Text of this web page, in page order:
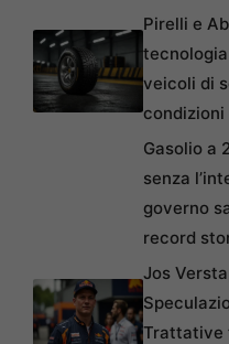
Pirelli e
veicoli di
condizioni
Gasolio a
senza
governo
record
Jos
Trattative